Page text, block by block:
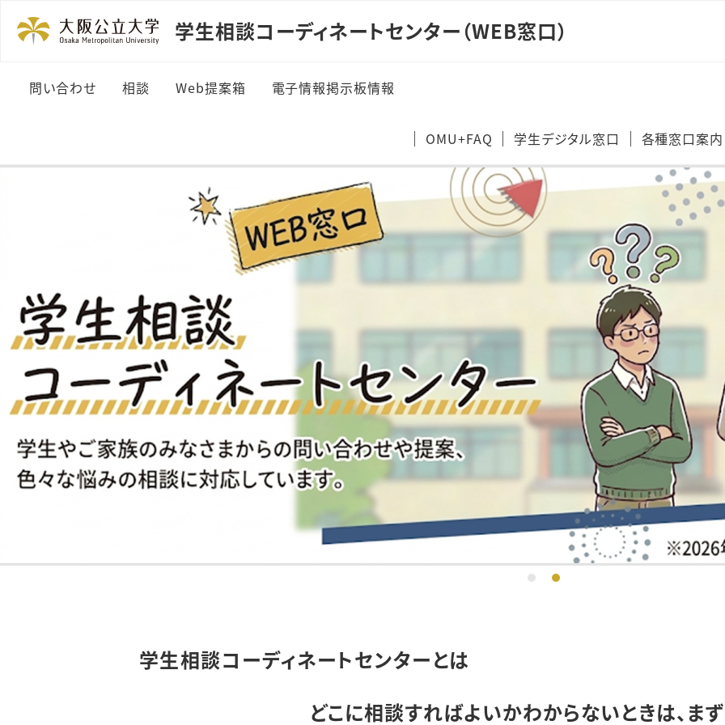
学生相談コーディネートセンター（WEB窓口）
問い合わせ 相談 Web提案箱
(カテゴリ別)
これまでの提案と回答
(年度別)
電子情報掲示板情報
詳細情報＞キャリア支
援室情報
掲載依頼方法
OMU+FAQ 学生デジタル窓口 各種窓口案内
学生相談コーディネートセンターとは
どこに相談すればよいかわからないときは、ま